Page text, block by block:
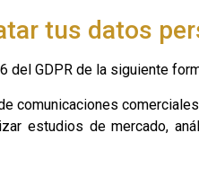
tus datos
del GDPR de la siguiente
comunicaciones
estudios de mercado,